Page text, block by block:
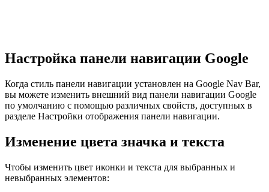
Настройка панели навигации Google
Когда стиль панели навигации установлен на Google Nav Bar,
вы можете изменить внешний вид панели навигации Google
по умолчанию с помощью различных свойств, доступных в
разделе Настройки отображения панели навигации.
Изменение цвета значка и текста
Чтобы изменить цвет иконки и текста для выбранных и
невыбранных элементов: